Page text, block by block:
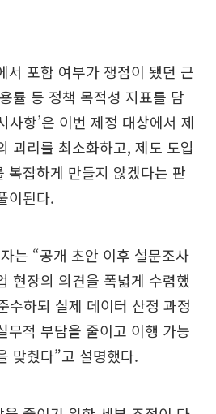
서 포함 여부가 쟁점이 됐던 근
률 등 정책 목적성 지표를 담
사항’은 이번 제정 대상에서 제
괴리를 최소화하고, 제도 도입
복잡하게 만들지 않겠다는 판
이된다.
는 “공개 초안 이후 설문조사
현장의 의견을 폭넓게 수렴했
수하되 실제 데이터 산정 과정
무적 부담을 줄이고 이행 가능
맞췄다”고 설명했다.